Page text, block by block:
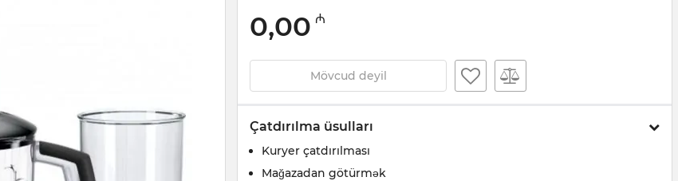
0,00 ₼
Mövcud deyil
Çatdırılma üsulları
Kuryer çatdırılması
Mağazadan götürmək